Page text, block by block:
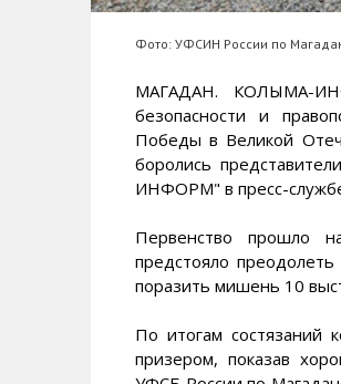
Фото: УФСИН России по
МАГАДАН. КОЛЫМА-
безопасности и
Победы в Великой
боролись
ИНФОРМ" в пресс-
Первенство прошло
предстояло
поразить мишень 10
По итогам состязаний
призером, показав